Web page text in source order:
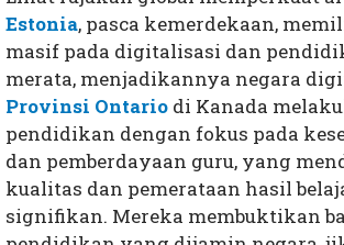
Estonia, pasca kemerdekaan,
masif pada digitalisasi dan
merata, menjadikannya negara
Provinsi Ontario di Kanada
pendidikan dengan fokus pada
dan pemberdayaan guru, yang
kualitas dan pemerataan hasil
signifikan. Mereka membuktikan